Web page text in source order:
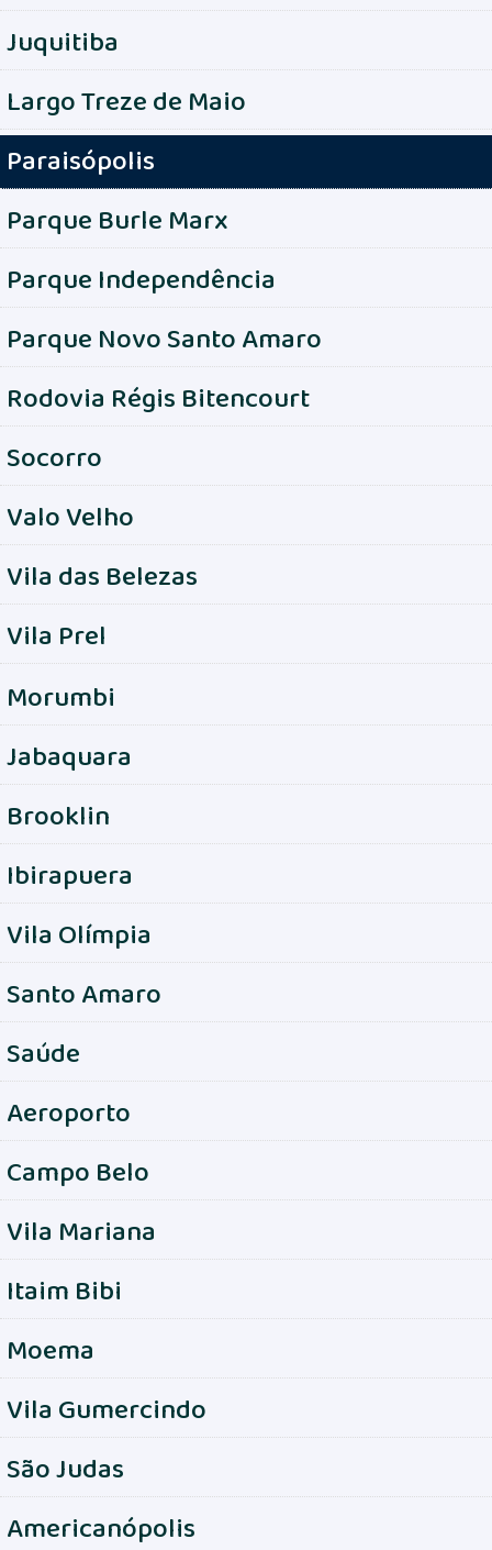
Juquitiba
Largo Treze de Maio
Paraisópolis
Parque Burle Marx
Parque Independência
Parque Novo Santo Amaro
Rodovia Régis Bitencourt
Socorro
Valo Velho
Vila das Belezas
Vila Prel
Morumbi
Jabaquara
Brooklin
Ibirapuera
Vila Olímpia
Santo Amaro
Saúde
Aeroporto
Campo Belo
Vila Mariana
Itaim Bibi
Moema
Vila Gumercindo
São Judas
Americanópolis